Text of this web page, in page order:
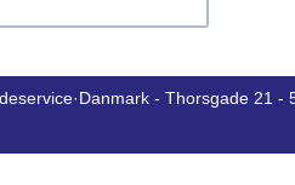
- Thorsgade 21